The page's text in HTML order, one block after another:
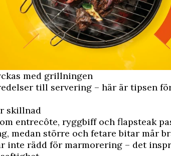
med grillningen
till servering – här är tipsen
skillnad
entrecôte, ryggbiff och flapsteak
medan större och fetare bitar mår
inte rädd för marmorering – det